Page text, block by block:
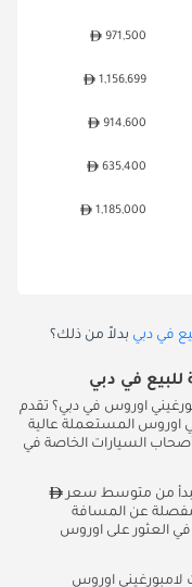
971,500
1,156,699
914,600
635,400
1,185,000
في دبي بدلاً من ذلك؟
في دبي
اوروس في دبي؟ تقدم
اوروس المستعملة عالية
السيارات الخاصة في
مفصلة عن المسافة
العثور على اوروس
لامبورغيني اوروس